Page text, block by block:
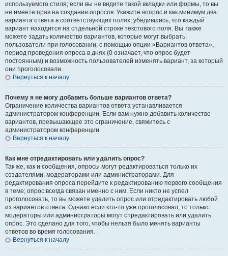
используемого стиля; если вы не видите такой вкладки или формы, то вы
не имеете прав на создание опросов. Укажите вопрос и как минимум два
варианта ответа в соответствующих полях, убедившись, что каждый
вариант находится на отдельной строке текстового поля. Вы также
можете задать количество вариантов, которые могут выбрать
пользователи при голосовании, с помощью опции «Вариантов ответа»,
период проведения опроса в днях (0 означает, что опрос будет
постоянным) и возможность пользователей изменять вариант, за который
они проголосовали.
Вернуться к началу
Почему я не могу добавить больше вариантов ответа?
Ограничение количества вариантов ответа устанавливается
администратором конференции. Если вам нужно добавить количество
вариантов, превышающее это ограничение, свяжитесь с
администратором конференции.
Вернуться к началу
Как мне отредактировать или удалить опрос?
Так же, как и сообщения, опросы могут редактироваться только их
создателями, модераторами или администраторами. Для
редактирования опроса перейдите к редактированию первого сообщения
в теме; опрос всегда связан именно с ним. Если никто не успел
проголосовать, то вы можете удалить опрос или отредактировать любой
из вариантов ответа. Однако если кто-то уже проголосовал, то только
модераторы или администраторы могут отредактировать или удалить
опрос. Это сделано для того, чтобы нельзя было менять варианты
ответов во время голосования.
Вернуться к началу